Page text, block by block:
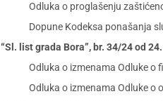
Odluka o proglašenju
Dopune Kodeksa ponašanja
“Sl. list grada Bora”, br. 34/24 od
Odluka o izmenama Odluke o
Odluka o izmenama Odluke o